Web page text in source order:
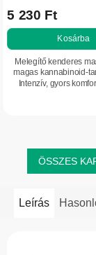
5 230 Ft
Kosárba
Melegítő kenderes
magas kannabinoid-
Intenzív, gyors
ÖSSZES
Leírás